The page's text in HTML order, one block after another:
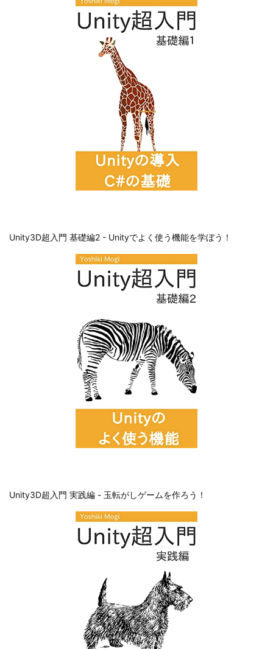
Unity3D超入門 基礎編2 - Unityでよく使う機能を学ぼう！
Unity3D超入門 実践編 - 玉転がしゲームを作ろう！